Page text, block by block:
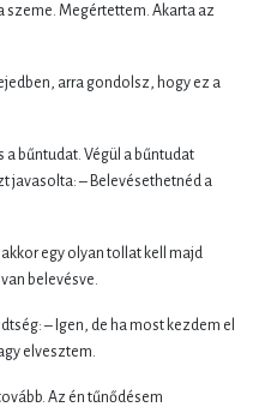
Megértettem. Akarta az
arra gondolsz, hogy ez a
a bűntudat. Végül a bűntudat
javasolta: – Belevésethetnéd a
egy olyan tollat kell majd
belevésve.
– Igen, de ha most kezdem el
elvesztem.
Az én tűnődésem